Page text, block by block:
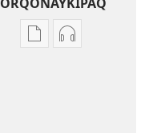
Kaypi Kaypin